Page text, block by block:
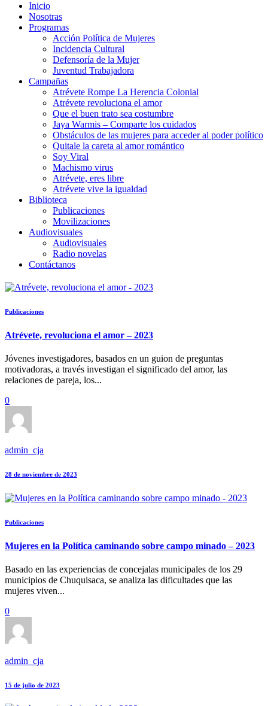
Inicio
Nosotras
Programas
Acción Política de Mujeres
Incidencia Cultural
Defensoría de la Mujer
Juventud Trabajadora
Campañas
Atrévete Rompe La Herencia Colonial
Atrévete revoluciona el amor
Que el buen trato sea costumbre
Jaya Warmis – Comparte los cuidados
Obstáculos de las mujeres para acceder al poder político
Quitale la careta al amor romántico
Soy Viral
Machismo virus
Atrévete, eres libre
Atrévete vive la igualdad
Biblioteca
Publicaciones
Movilizaciones
Audiovisuales
Audiovisuales
Radio novelas
Contáctanos
Publicaciones
Atrévete, revoluciona el amor – 2023
Jóvenes investigadores, basados en un guion de preguntas
motivadoras, a través investigan el significado del amor, las
relaciones de pareja, los...
0
admin_cja
28 de noviembre de 2023
Publicaciones
Mujeres en la Política caminando sobre campo minado – 2023
Basado en las experiencias de concejalas municipales de los 29
municipios de Chuquisaca, se analiza las dificultades que las
mujeres viven...
0
admin_cja
15 de julio de 2023